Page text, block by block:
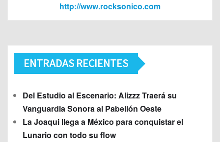
http://www.rocksonico.com
ENTRADAS RECIENTES
Del Estudio al Escenario: Alizzz Traerá su
Vanguardia Sonora al Pabellón Oeste
La Joaqui llega a México para conquistar el
Lunario con todo su flow